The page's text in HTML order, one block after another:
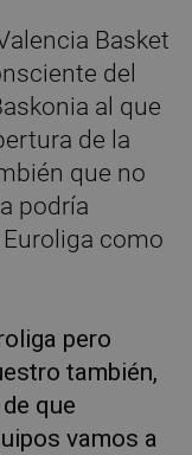
Basket
del
al que
de la
que no
podría
como
pero
también,
que
vamos a